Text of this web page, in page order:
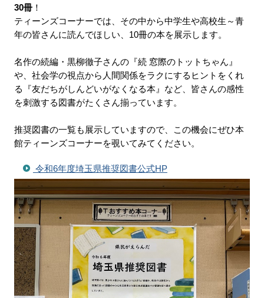
30冊 ！
ティーンズコーナーでは、その中から中学生や高校生～青
年の皆さんに読んでほしい、10冊の本を展示します。
名作の続編・黒柳徹子さんの『続 窓際のトットちゃん』
や、社会学の視点から人間関係をラクにするヒントをくれ
る『友だちがしんどいがなくなる本』など、皆さんの感性
を刺激する図書がたくさん揃っています。
推奨図書の一覧も展示していますので、この機会にぜひ本
館ティーンズコーナーを覗いてみてください。
令和6年度埼玉県推奨図書公式HP